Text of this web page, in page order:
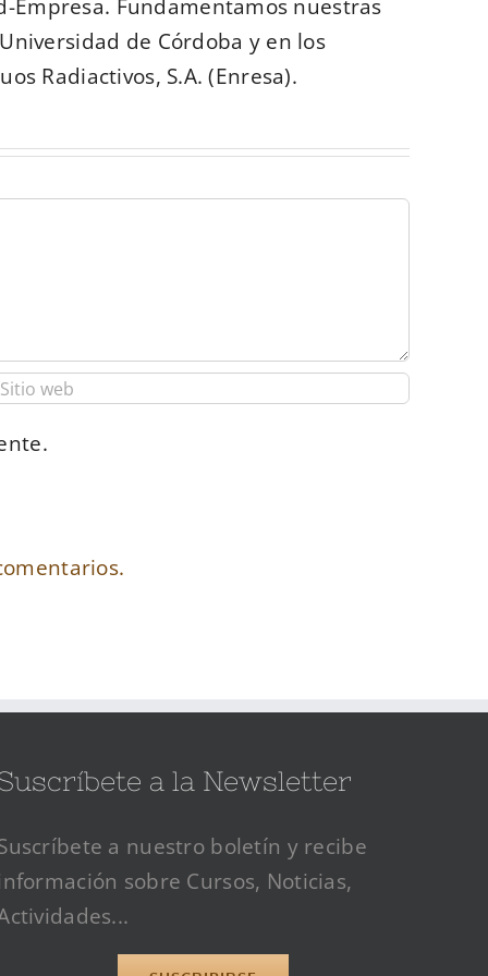
Empresa. Fundamentamos nuestras
de Córdoba y en los
Radiactivos, S.A. (Enresa).
a la Newsletter
a nuestro boletín y recibe
sobre Cursos, Noticias,